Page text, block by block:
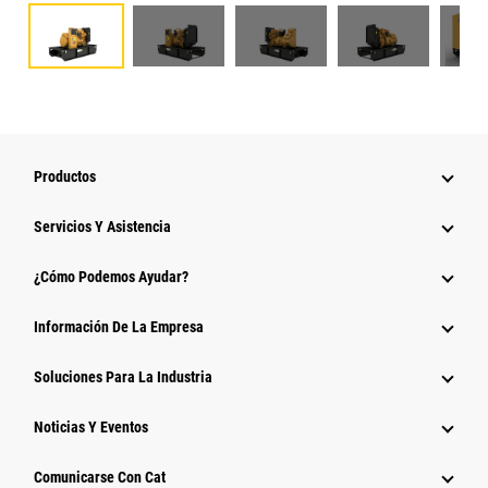
Productos
Servicios Y Asistencia
¿Cómo Podemos Ayudar?
Información De La Empresa
Soluciones Para La Industria
Noticias Y Eventos
Comunicarse Con Cat